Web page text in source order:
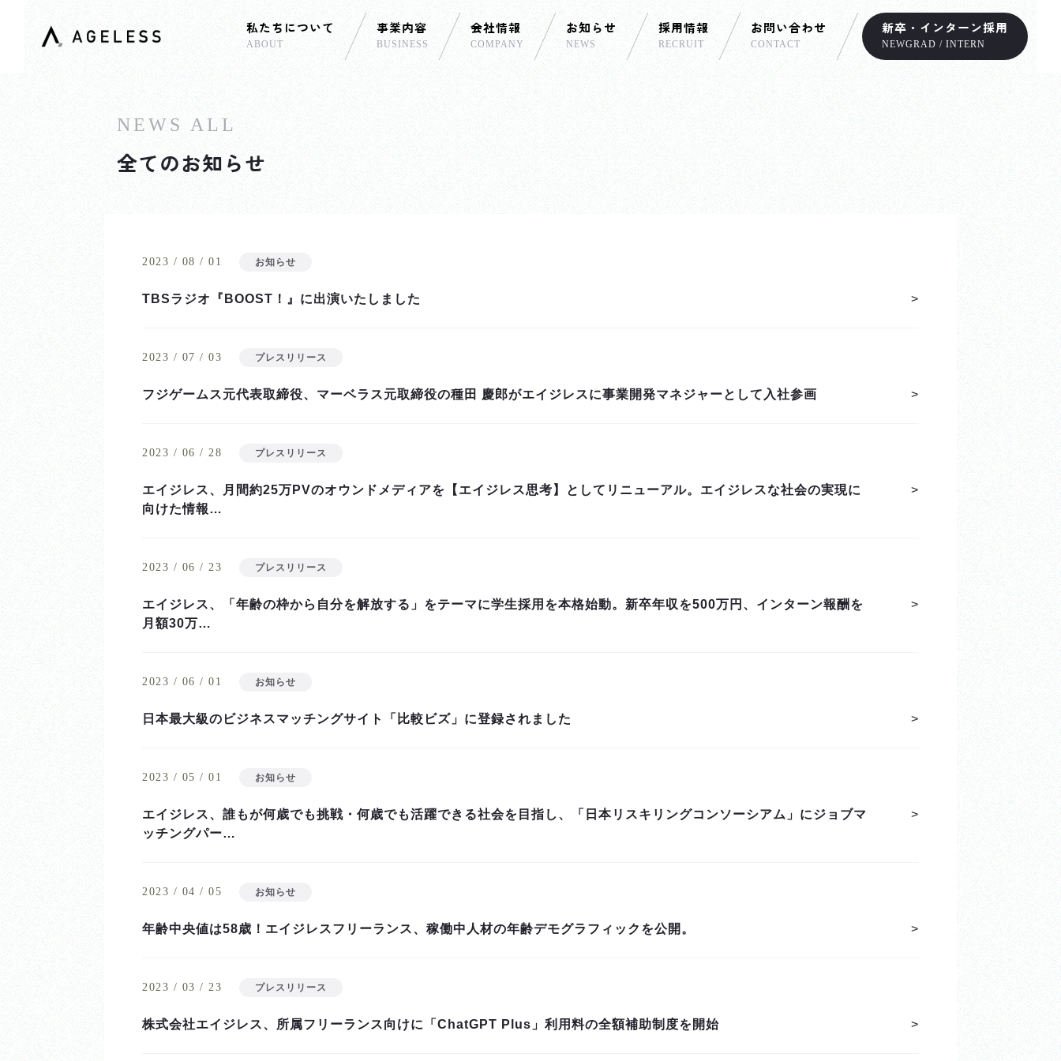
私たちについて
ABOUT
事業内容
BUSINESS
会社情報
COMPANY
お知らせ
NEWS
採用情報
RECRUIT
お問い合わせ
CONTACT
新卒・インターン採用
NEWGRAD / INTERN
NEWS ALL
全てのお知らせ
2023 / 08 / 01 お知らせ
TBSラジオ『BOOST！』に出演いたしました >
2023 / 07 / 03 プレスリリース
フジゲームス元代表取締役、マーベラス元取締役の種田 慶郎がエイジレスに事業開発マネジャーとして入社参画 >
2023 / 06 / 28 プレスリリース
エイジレス、月間約25万PVのオウンドメディアを【エイジレス思考】としてリニューアル。エイジレスな社会の実現に
向けた情報…
>
2023 / 06 / 23 プレスリリース
エイジレス、「年齢の枠から自分を解放する」をテーマに学生採用を本格始動。新卒年収を500万円、インターン報酬を
月額30万…
>
2023 / 06 / 01 お知らせ
日本最大級のビジネスマッチングサイト「比較ビズ」に登録されました >
2023 / 05 / 01 お知らせ
エイジレス、誰もが何歳でも挑戦・何歳でも活躍できる社会を目指し、「日本リスキリングコンソーシアム」にジョブマ
ッチングパー…
>
2023 / 04 / 05 お知らせ
年齢中央値は58歳！エイジレスフリーランス、稼働中人材の年齢デモグラフィックを公開。 >
2023 / 03 / 23 プレスリリース
株式会社エイジレス、所属フリーランス向けに「ChatGPT Plus」利用料の全額補助制度を開始 >